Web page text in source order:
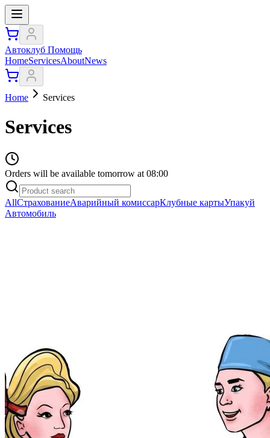
Автоклуб Помощь
HomeServicesAboutNews
Home Services
Services
Orders will be available tomorrow at 08:00
AllСтрахованиеАварийный комиссарКлубные картыУпакуй
Автомобиль